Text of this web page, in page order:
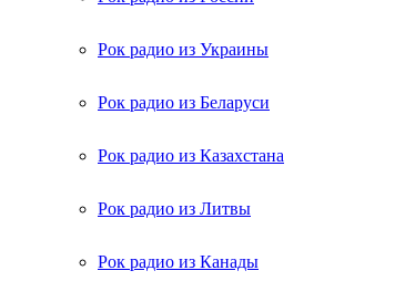
Рок радио из Украины
Рок радио из Беларуси
Рок радио из Казахстана
Рок радио из Литвы
Рок радио из Канады